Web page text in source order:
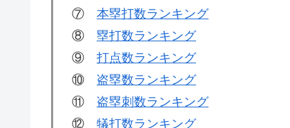
⑦ 本塁打数ランキング
⑧ 塁打数ランキング
⑨ 打点数ランキング
⑩ 盗塁数ランキング
⑪ 盗塁刺数ランキング
⑫ 犠打数ランキング